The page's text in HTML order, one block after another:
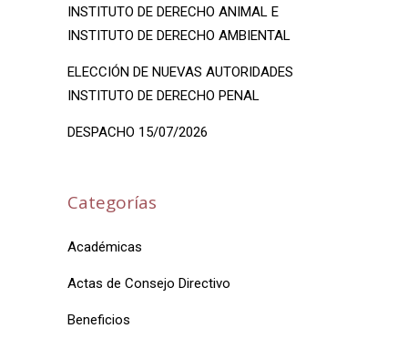
INSTITUTO DE DERECHO ANIMAL E
INSTITUTO DE DERECHO AMBIENTAL
ELECCIÓN DE NUEVAS AUTORIDADES
INSTITUTO DE DERECHO PENAL
DESPACHO 15/07/2026
Categorías
Académicas
Actas de Consejo Directivo
Beneficios